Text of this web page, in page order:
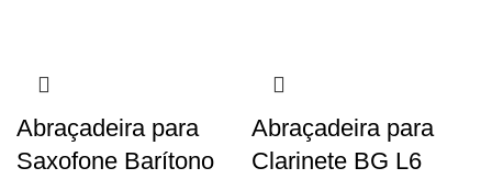
Abraçadeira para
Saxofone Barítono
Abraçadeira para
Clarinete BG L6